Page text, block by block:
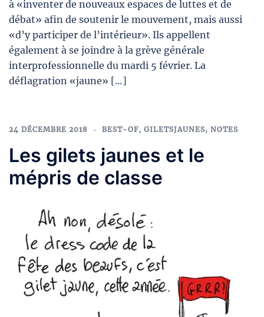
à «inventer de nouveaux espaces de luttes et de
débat» afin de soutenir le mouvement, mais aussi
«d’y participer de l’intérieur». Ils appellent
également à se joindre à la grève générale
interprofessionnelle du mardi 5 février. La
déflagration «jaune» […]
24 DÉCEMBRE 2018 BEST-OF, GILETSJAUNES, NOTES
Les gilets jaunes et le
mépris de classe